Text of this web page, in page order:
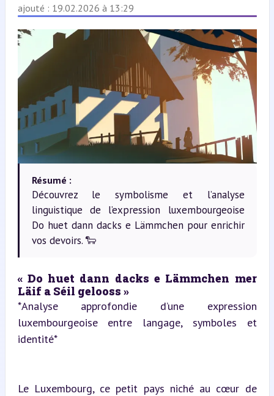
ajouté : 19.02.2026 à 13:29
Résumé :
Découvrez le symbolisme et l’analyse
linguistique de l’expression luxembourgeoise
Do huet dann dacks e Lämmchen pour enrichir
vos devoirs. 🐑
« Do huet dann dacks e Lämmchen mer
Läif a Séil gelooss »
*Analyse approfondie d’une expression
luxembourgeoise entre langage, symboles et
identité*
Le Luxembourg, ce petit pays niché au cœur de